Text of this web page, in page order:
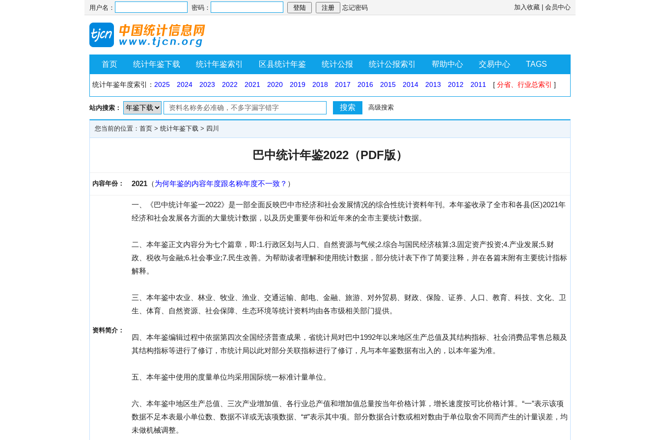
用户名： 密码： 忘记密码 加入收藏 会员中心
首页 统计年鉴下载 统计年鉴索引 区县统计年鉴 统计公报 统计公报索引 帮助中心 交易中心 TAGS
统计年鉴年度索引： 2025 2024 2023 2022 2021 2020 2019 2018 2017 2016 2015 2014 2013 2012 2011 [ 分省、行业总索引 ]
站内搜索： 高级搜索
您当前的位置： 首页 > 统计年鉴下载 > 四川
巴中统计年鉴2022（PDF版）
内容年份： 2021 （为何年鉴的内容年度跟名称年度不一致？ ）
资料简介：
一、《巴中统计年鉴一2022》是一部全面反映巴中市经济和社会发展情况的综合性统计资料年刊。本年鉴收录了全市和各县(区)2021年
经济和社会发展各方面的大量统计数据，以及历史重要年份和近年来的全市主要统计数据。
二、本年鉴正文内容分为七个篇章，即:1.行政区划与人口、自然资源与气候;2.综合与国民经济核算;3.固定资产投资;4.产业发展;5.财
政、税收与金融;6.社会事业;7.民生改善。为帮助读者理解和使用统计数据，部分统计表下作了简要注释，并在各篇末附有主要统计指标
解释。
三、本年鉴中农业、林业、牧业、渔业、交通运输、邮电、金融、旅游、对外贸易、财政、保险、证券、人口、教育、科技、文化、卫
生、体育、自然资源、社会保障、生态环境等统计资料均由各市级相关部门提供。
四、本年鉴编辑过程中依据第四次全国经济普查成果，省统计局对巴中1992年以来地区生产总值及其结构指标、社会消费品零售总额及
其结构指标等进行了修订，市统计局以此对部分关联指标进行了修订，凡与本年鉴数据有出入的，以本年鉴为准。
五、本年鉴中使用的度量单位均采用国际统一标准计量单位。
六、本年鉴中地区生产总值、三次产业增加值、各行业总产值和增加值总量按当年价格计算，增长速度按可比价格计算。“一”表示该项
数据不足本表最小单位数、数据不详或无该项数据、“#”表示其中项。部分数据合计数或相对数由于单位取舍不同而产生的计量误差，均
未做机械调整。